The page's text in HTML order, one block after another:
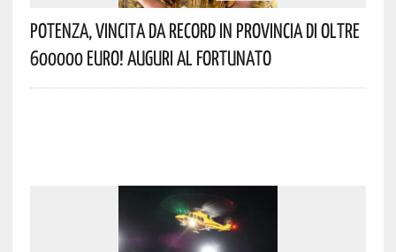
Potenza, Vincita Da Record In Provincia Di Oltre
600000 Euro! Auguri Al Fortunato